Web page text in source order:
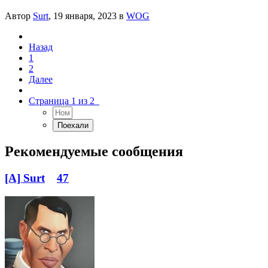
Автор Surt, 19 января, 2023 в WOG
Назад
1
2
Далее
Страница 1 из 2
Рекомендуемые сообщения
[A] Surt 47